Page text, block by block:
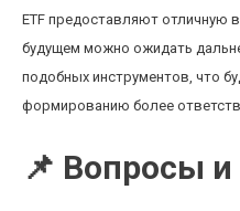
ETF предоставляют отличную
будущем можно ожидать
подобных инструментов, что
формированию более
📌 Вопросы